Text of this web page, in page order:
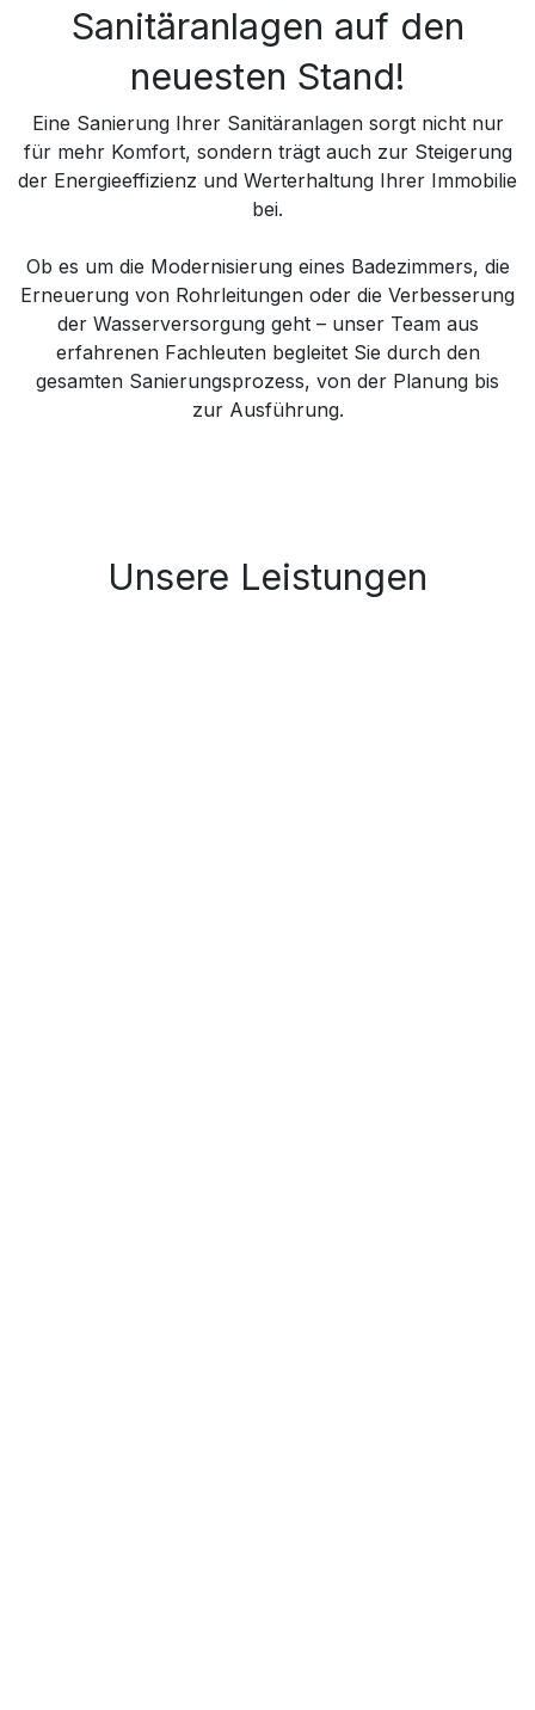
Sanitäranlagen auf den
neuesten Stand!
Eine Sanierung Ihrer Sanitäranlagen sorgt nicht nur
für mehr Komfort, sondern trägt auch zur Steigerung
der Energieeffizienz und Werterhaltung Ihrer Immobilie
bei.
Ob es um die Modernisierung eines Badezimmers, die
Erneuerung von Rohrleitungen oder die Verbesserung
der Wasserversorgung geht – unser Team aus
erfahrenen Fachleuten begleitet Sie durch den
gesamten Sanierungsprozess, von der Planung bis
zur Ausführung.
Unsere Leistungen